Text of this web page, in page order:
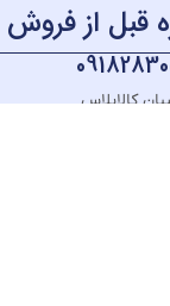
قبل از فروش
کالاپلاس